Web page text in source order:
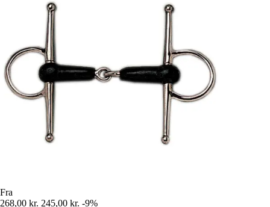
Fra
268,00 kr. 245,00 kr. -9%